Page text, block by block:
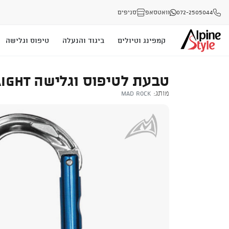
072-2505044 וואטסאפ סניפים
קמפינג וטיולים ביגוד והנעלה טיפוס וגלישה
טבעת לטיפוס וגלישה OVAL TECH STRAIGHT
מותג: Mad Rock